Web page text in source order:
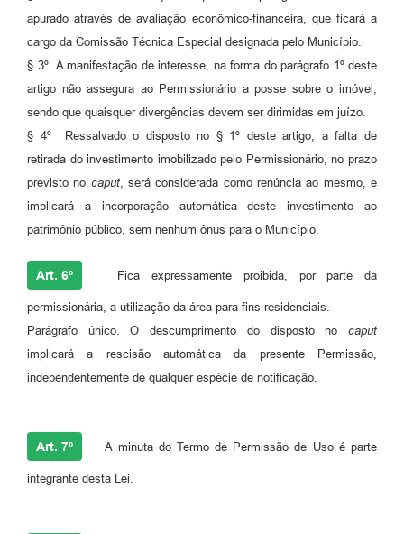
apurado através de avaliação econômico-financeira, que ficará a
cargo da Comissão Técnica Especial designada pelo Município.
§ 3º A manifestação de interesse, na forma do parágrafo 1º deste
artigo não assegura ao Permissionário a posse sobre o imóvel,
sendo que quaisquer divergências devem ser dirimidas em juízo.
§ 4º Ressalvado o disposto no § 1º deste artigo, a falta de
retirada do investimento imobilizado pelo Permissionário, no prazo
previsto no caput, será considerada como renúncia ao mesmo, e
implicará a incorporação automática deste investimento ao
patrimônio público, sem nenhum ônus para o Município.
Art. 6º Fica expressamente proibida, por parte da
permissionária, a utilização da área para fins residenciais.
Parágrafo único. O descumprimento do disposto no caput
implicará a rescisão automática da presente Permissão,
independentemente de qualquer espécie de notificação.
Art. 7º A minuta do Termo de Permissão de Uso é parte
integrante desta Lei.